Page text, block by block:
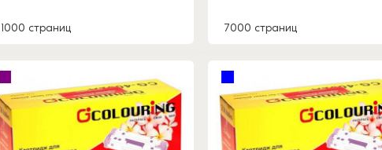
1000 страниц 7000 страниц